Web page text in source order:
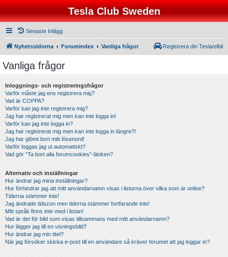
Tesla Club Sweden
Senaste Inlägg
Nyhetssidorna Forumindex Vanliga frågor Registrera din Tesla/elbil
Vanliga frågor
Inloggnings- och registreringsfrågor
Varför måste jag ens registrera mig?
Vad är COPPA?
Varför kan jag inte registrera mig?
Jag har registrerat mig men kan inte logga in!
Varför kan jag inte logga in?
Jag har registrerat mig men kan inte logga in längre?!
Jag har glömt bort mitt lösenord!
Varför loggas jag ut automatiskt?
Vad gör “Ta bort alla forumcookies”-länken?
Alternativ och inställningar
Hur ändrar jag mina inställningar?
Hur förhindrar jag att mitt användarnamn visas i listorna över vilka som är online?
Tiderna stämmer inte!
Jag ändrade tidszon men tiderna stämmer fortfarande inte!
Mitt språk finns inte med i listan!
Vad är det för bild som visas tillsammans med mitt användarnamn?
Hur lägger jag till en visningsbild?
Hur ändrar jag min titel?
När jag försöker skicka e-post till en användare så kräver forumet att jag loggar in?